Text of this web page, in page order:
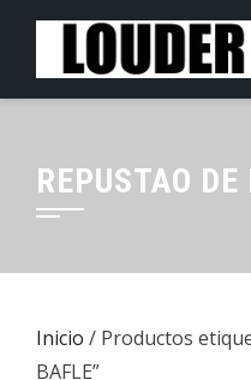
Saltar
contenido
REPUSTAO
Inicio / Productos
BAFLE”